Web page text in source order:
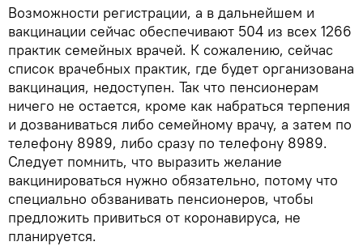
Возможности регистрации, а в дальнейшем и
вакцинации сейчас обеспечивают 504 из всех 1266
практик семейных врачей. К сожалению, сейчас
список врачебных практик, где будет организована
вакцинация, недоступен. Так что пенсионерам
ничего не остается, кроме как набраться терпения
и дозваниваться либо семейному врачу, а затем по
телефону 8989, либо сразу по телефону 8989.
Следует помнить, что выразить желание
вакцинироваться нужно обязательно, потому что
специально обзванивать пенсионеров, чтобы
предложить привиться от коронавируса, не
планируется.